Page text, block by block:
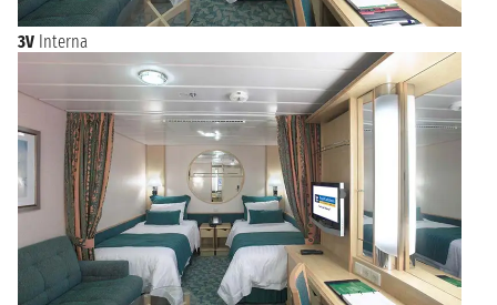
3V Interna